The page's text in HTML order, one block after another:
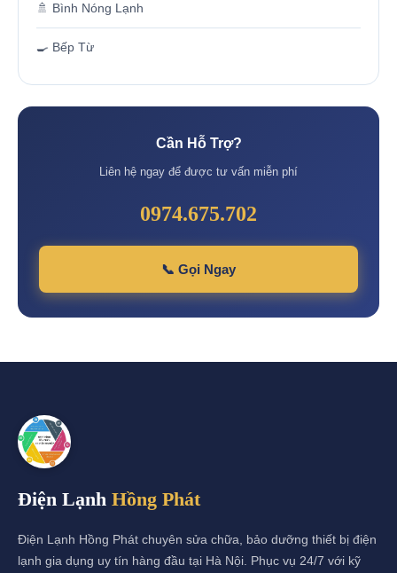
🚿 Bình Nóng Lạnh
🍳 Bếp Từ
Cần Hỗ Trợ?
Liên hệ ngay để được tư vấn miễn phí
0974.675.702
📞 Gọi Ngay
Điện Lạnh Hồng Phát
Điện Lạnh Hồng Phát chuyên sửa chữa, bảo dưỡng thiết bị điện
lạnh gia dụng uy tín hàng đầu tại Hà Nội. Phục vụ 24/7 với kỹ